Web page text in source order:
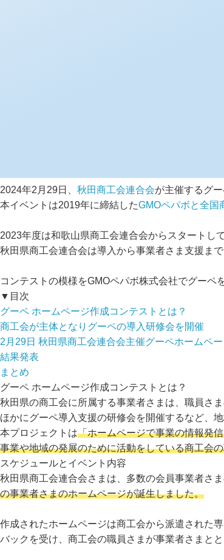
2024年2月29日、 秋田商工会連合会が主催するグ
本イベントは2019年に締結したGMOペパボと全国
2023年度は和歌山県商工会連合会からスタートし
秋田県商工会連合会は導入から事業者さま支援ま
コンテストの模様をGMOペパボ株式会社でグーペ
▼目次
グーペ ホームページ作成コンテストとは？
商工会が主体となりグーペの導入研修会を開催
2月29日 秋田県商工会連合会主催グーペホームペ
結果発表
まとめ
グーペ ホームページ作成コンテストとは？
秋田県の商工会に所属する事業者さまは、職員さ
ほかにグーペ導入支援の研修会を開催するなど、
本プロジェクトは「ホームページで事業の情報発
事業や地域の発展のために活動をしている商工会
スケジュールとイベント内容
秋田県商工会連合会さまは、多数の会員事業者さ
の事業者さまのホームページが誕生しました。
作成されたホームページは商工会から派遣された
バックを受け、商工会の職員さまが事業者さまと